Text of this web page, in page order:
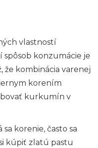
vlastností
spôsob konzumácie je
že kombinácia varenej
korením
kurkumín v
korenie, často sa
kúpiť zlatú pastu